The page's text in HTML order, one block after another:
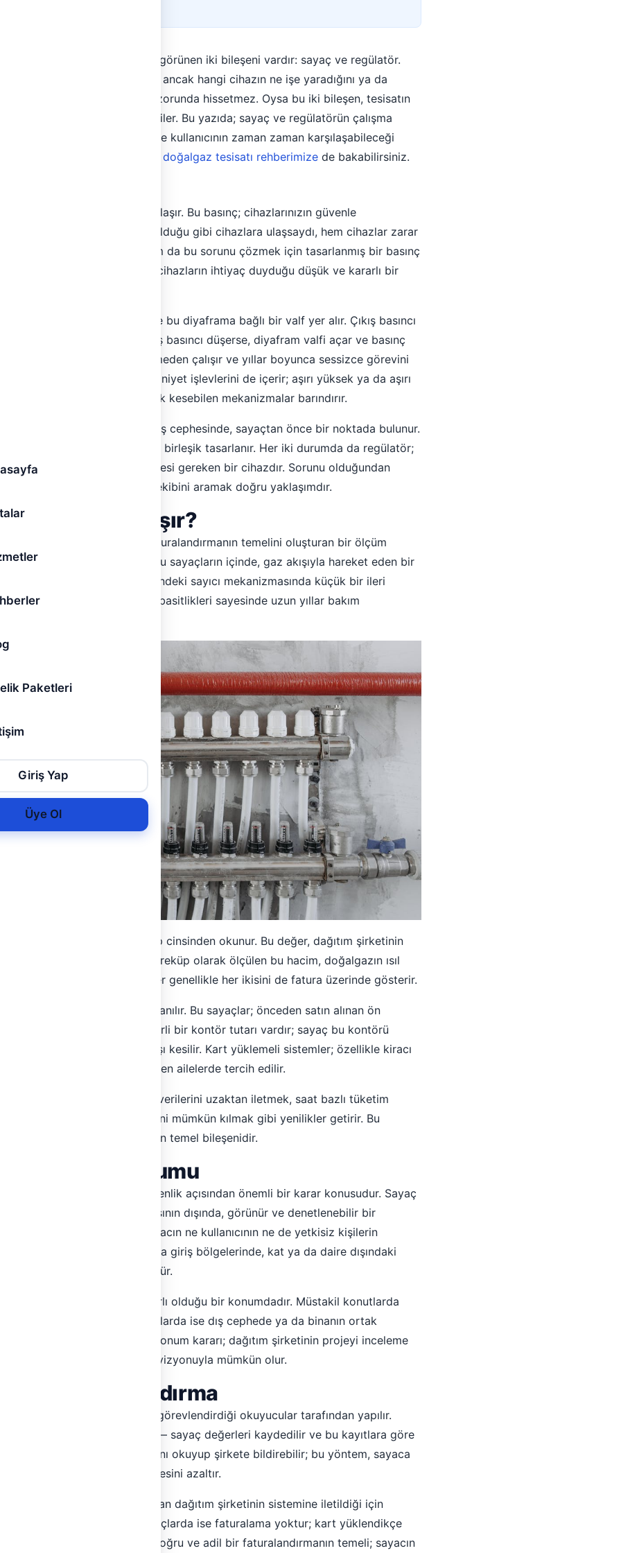
Paketleri
Giriş Yap
Üye Ol
çoğunlukla dışarıdan görünen iki bileşeni vardır: sayaç ve regülatör.
yıllarca yan yana görür; ancak hangi cihazın ne işe yaradığını ya da
ayrıntıyla bilmek zorunda hissetmez. Oysa bu iki bileşen, tesisatın
karakterini doğrudan etkiler. Bu yazıda; sayaç ve regülatörün çalışma
faturalandırma süreçlerini ve kullanıcının zaman zaman karşılaşabileceği
Konunun bütünü için
kapsamlı doğalgaz tesisatı rehberimize de bakabilirsiniz.
İşe Yarar?
belirli bir basınç altında dolaşır. Bu basınç; cihazlarınızın güvenle
yüksektir. Eğer bu basınç olduğu gibi cihazlara ulaşsaydı, hem cihazlar zarar
riski oluşurdu. Regülatör; tam da bu sorunu çözmek için tasarlanmış bir basınç
gelen yüksek basıncı, cihazların ihtiyaç duyduğu düşük ve kararlı bir
tutar.
algılayan bir diyafram ve bu diyaframa bağlı bir valf yer alır. Çıkış basıncı
kısar ve basınç azalır; çıkış basıncı düşerse, diyafram valfi açar ve basınç
hiçbir elektrik gerektirmeden çalışır ve yıllar boyunca sessizce görevini
aynı zamanda emniyet işlevlerini de içerir; aşırı yüksek ya da aşırı
gaz akışını otomatik olarak kesebilen mekanizmalar barındırır.
çoğunlukla binanın dış cephesinde, sayaçtan önce bir noktada bulunur.
ile sayaç bir blok hâlinde birleşik tasarlanır. Her iki durumda da regülatör;
gereken, müdahale edilmemesi gereken bir cihazdır. Sorunu olduğundan
şirketinin acil müdahale ekibini aramak doğru yaklaşımdır.
Nasıl Çalışır?
gazın miktarını ölçen, faturalandırmanın temelini oluşturan bir ölçüm
tipi
. Bu sayaçların içinde, gaz akışıyla hareket eden bir
hareketi, sayacın içindeki sayıcı mekanizmasında küçük bir ileri
Diyaframlı sayaçlar; mekanik basitlikleri sayesinde uzun yıllar bakım
gösterge panelinde metreküp cinsinden okunur. Bu değer, dağıtım şirketinin
Önemli bir nokta; metreküp olarak ölçülen bu hacim, doğalgazın ısıl
de hesaplanabilir. Şirketler genellikle her ikisini de fatura üzerinde gösterir.
da kullanılır. Bu sayaçlar; önceden satın alınan ön
çalışır. Kart üzerinde belirli bir kontör tutarı vardır; sayaç bu kontörü
ve sıfıra geldiğinde gaz akışı kesilir. Kart yüklemeli sistemler; özellikle kiracı
edilebilir bir tüketim isteyen ailelerde tercih edilir.
ise; tüketim verilerini uzaktan iletmek, saat bazlı tüketim
kapatma-açma işlemlerini mümkün kılmak gibi yenilikler getirir. Bu
sayısal yönetimin temel bileşenidir.
Konumu
hem teknik hem güvenlik açısından önemli bir karar konusudur. Sayaç
cephesinde ya da daire kapısının dışında, görünür ve denetlenebilir bir
sebebi; sayacın ne kullanıcının ne de yetkisiz kişilerin
bir cihaz olmasıdır. Bina giriş bölgelerinde, kat ya da daire dışındaki
sayaç sıklıkla görülür.
kullanıcı erişiminin sınırlı olduğu bir konumdadır. Müstakil konutlarda
dış cephe nişinde; apartmanlarda ise dış cephede ya da binanın ortak
sayacın hem regülatörün konum kararı; dağıtım şirketinin projeyi inceleme
değiştirilmesi proje revizyonuyla mümkün olur.
ve Faturalandırma
dağıtım şirketinin görevlendirdiği okuyucular tarafından yapılır.
aylık ya da iki aylık — sayaç değerleri kaydedilir ve bu kayıtlara göre
kullanıcı kendi sayacını okuyup şirkete bildirebilir; bu yöntem, sayaca
faturalama sürtünmesini azaltır.
süreci farklıdır; veri doğrudan dağıtım şirketinin sistemine iletildiği için
kalmaz. Kart yüklemeli sayaçlarda ise faturalama yoktur; kart yüklendikçe
tipinde olursanız olun, doğru ve adil bir faturalandırmanın temeli; sayacın